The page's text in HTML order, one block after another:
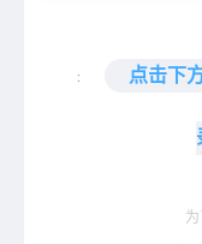
: 点击下